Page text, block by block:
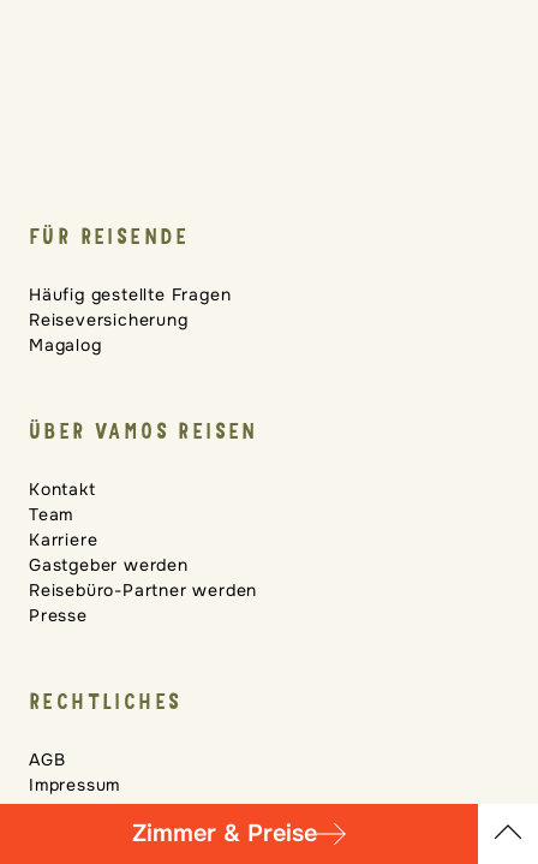
Zimmer & Preise
FÜR REISENDE
Häufig gestellte Fragen
Reiseversicherung
Magalog
ÜBER VAMOS REISEN
Kontakt
Team
Karriere
Gastgeber werden
Reisebüro-Partner werden
Presse
RECHTLICHES
AGB
Impressum
Datenschutz
Cookie-Einstellungen